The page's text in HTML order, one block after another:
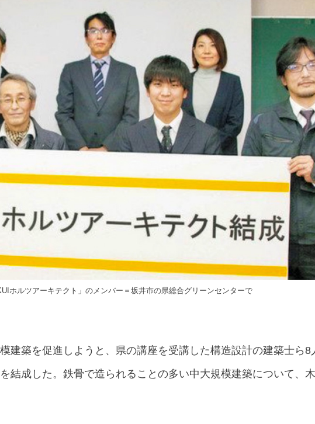
ホルツアーキテクト」のメンバー＝坂井市の県総合グリーンセンターで
建築を促進しようと、県の講座を受講した構造設計の建築士ら8
結成した。鉄骨で造られることの多い中大規模建築について、